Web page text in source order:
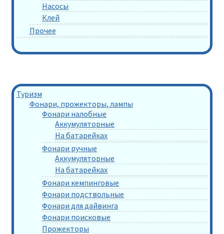
Насосы
Клей
Прочее
Туризм
Фонари, прожекторы, лампы
Фонари налобные
Аккумуляторные
На батарейках
Фонари ручные
Аккумуляторные
На батарейках
Фонари кемпинговые
Фонари подствольные
Фонари для дайвинга
Фонари поисковые
Прожекторы